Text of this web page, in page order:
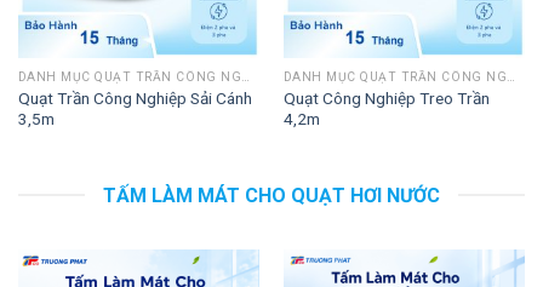
Quạt Trần Công Nghiệp Sải Cánh
3,5m
Quạt Công Nghiệp Treo Trần
4,2m
TẤM LÀM MÁT CHO QUẠT HƠI NƯỚC